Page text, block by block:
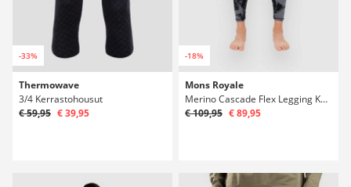
-33%
Thermowave
3/4 Kerrastohousut
€ 59,95 € 39,95
-18%
Mons Royale
Merino Cascade Flex Legging Kerrastohousut
€ 109,95 € 89,95